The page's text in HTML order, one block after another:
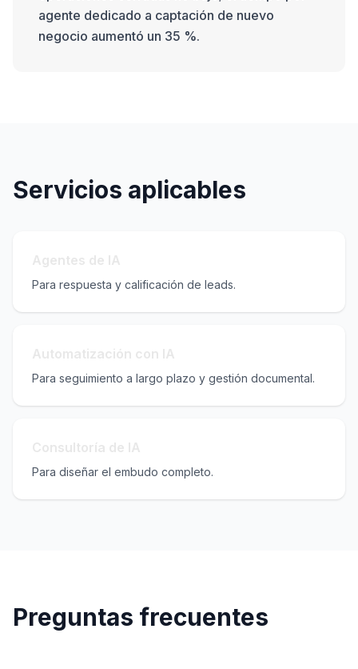
agente dedicado a captación de nuevo
negocio aumentó un 35 %.
Servicios aplicables
Para respuesta y calificación de leads.
Para seguimiento a largo plazo y gestión documental.
Para diseñar el embudo completo.
Preguntas frecuentes